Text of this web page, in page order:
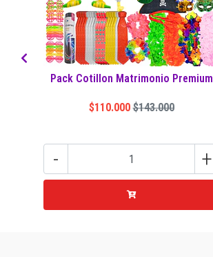
Pack Cotillon Matrimonio Premium
$110.000 $143.000
- +